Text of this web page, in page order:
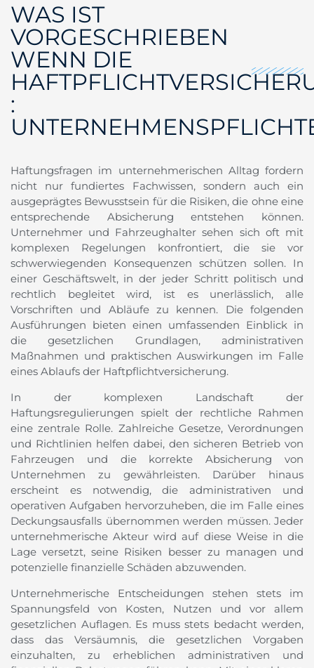
WAS IST
VORGESCHRIEBEN
WENN DIE
:
Haftungsfragen im unternehmerischen Alltag fordern
nicht nur fundiertes Fachwissen, sondern auch ein
ausgeprägtes Bewusstsein für die Risiken, die ohne eine
entsprechende Absicherung entstehen können.
Unternehmer und Fahrzeughalter sehen sich oft mit
komplexen Regelungen konfrontiert, die sie vor
schwerwiegenden Konsequenzen schützen sollen. In
einer Geschäftswelt, in der jeder Schritt politisch und
rechtlich begleitet wird, ist es unerlässlich, alle
Vorschriften und Abläufe zu kennen. Die folgenden
Ausführungen bieten einen umfassenden Einblick in
die gesetzlichen Grundlagen, administrativen
Maßnahmen und praktischen Auswirkungen im Falle
eines Ablaufs der Haftpflichtversicherung.
In der komplexen Landschaft der
Haftungsregulierungen spielt der rechtliche Rahmen
eine zentrale Rolle. Zahlreiche Gesetze, Verordnungen
und Richtlinien helfen dabei, den sicheren Betrieb von
Fahrzeugen und die korrekte Absicherung von
Unternehmen zu gewährleisten. Darüber hinaus
erscheint es notwendig, die administrativen und
operativen Aufgaben hervorzuheben, die im Falle eines
Deckungsausfalls übernommen werden müssen. Jeder
unternehmerische Akteur wird auf diese Weise in die
Lage versetzt, seine Risiken besser zu managen und
potenzielle finanzielle Schäden abzuwenden.
Unternehmerische Entscheidungen stehen stets im
Spannungsfeld von Kosten, Nutzen und vor allem
gesetzlichen Auflagen. Es muss stets bedacht werden,
dass das Versäumnis, die gesetzlichen Vorgaben
einzuhalten, zu erheblichen administrativen und